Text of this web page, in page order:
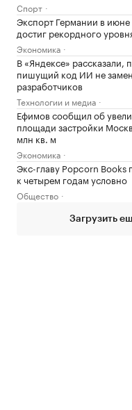
Спорт
Экспорт Германии в июне
достиг рекордного
Экономика
В «Яндексе» рассказали,
пишущий код ИИ не
разработчиков
Технологии и медиа
Ефимов сообщил об
площади застройки
млн кв. м
Экономика
Экс-главу Popcorn Books
к четырем годам условно
Общество
Загрузить